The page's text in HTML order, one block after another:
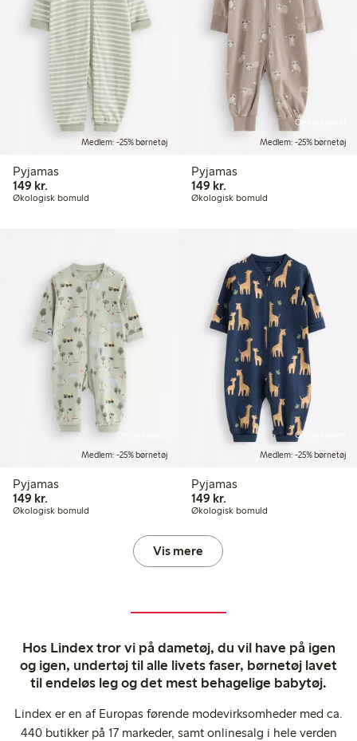
Medlem: -25% børnetøj
Pyjamas
149 kr.
Økologisk bomuld
Online edition
Medlem: -25% børnetøj
Pyjamas
149 kr.149,00 kr.
Økologisk bomuld
Online edition
Medlem: -25% børnetøj
Pyjamas
149 kr.
Økologisk bomuld
Online edition
Medlem: -25% børnetøj
Pyjamas
149 kr.149,00 kr.
Økologisk bomuld
Vis mere
Hos Lindex tror vi på dametøj, du vil have på igen
og igen, undertøj til alle livets faser, børnetøj lavet
til endeløs leg og det mest behagelige babytøj.
Lindex er en af Europas førende modevirksomheder med ca.
440 butikker på 17 markeder, samt onlinesalg i hele verden